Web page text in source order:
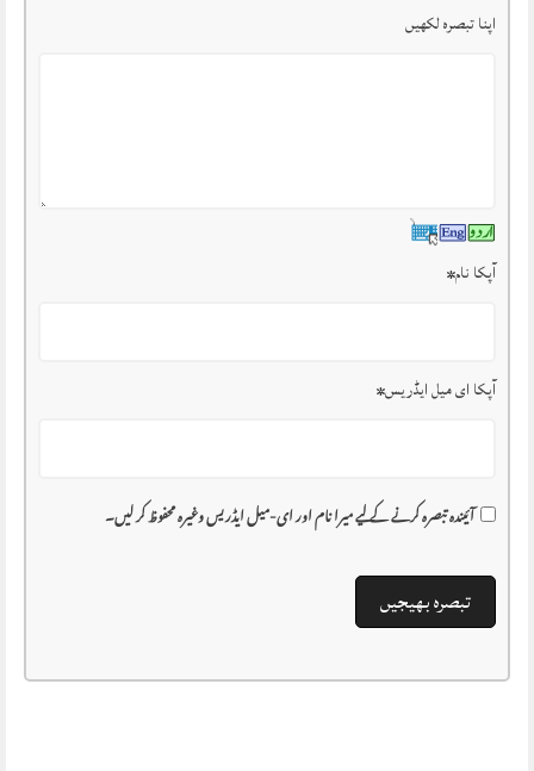
اپنا تبصرہ لکھیں
آپکا نام*
آپکا ای میل ایڈریس*
آئیندہ تبصرہ کرنے کے لیے میرا نام اور ای-میل ایڈریس وغیرہ محفوظ کر لیں۔